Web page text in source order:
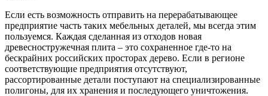
Если есть возможность отправить на перерабатывающее
предприятие часть таких мебельных деталей, мы всегда этим
пользуемся. Каждая сделанная из отходов новая
древесностружечная плита – это сохраненное где-то на
бескрайних российских просторах дерево. Если в регионе
соответствующие предприятия отсутствуют,
рассортированные детали поступают на специализированные
полигоны, для их хранения и последующего уничтожения.